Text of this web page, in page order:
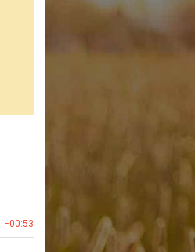
00:53